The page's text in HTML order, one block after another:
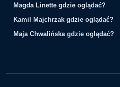
Magda Linette gdzie oglądać?
Kamil Majchrzak gdzie oglądać?
Maja Chwalińska gdzie oglądać?